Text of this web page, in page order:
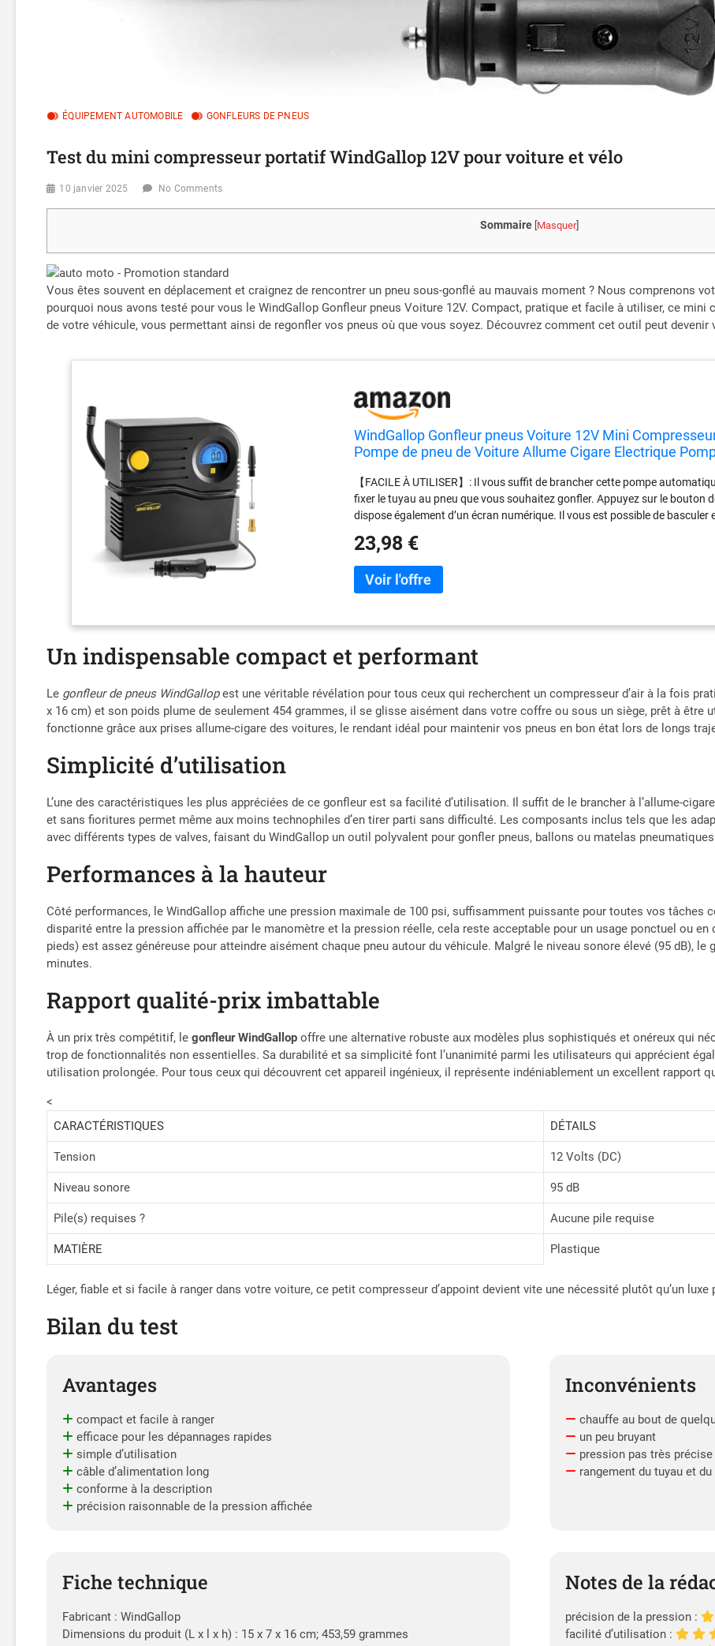
ÉQUIPEMENT AUTOMOBILE GONFLEURS DE PNEUS
Test du mini compresseur portatif WindGallop 12V pour voiture et vélo
10 janvier 2025 No Comments
Sommaire [Masquer]
Vous êtes souvent en déplacement et craignez de rencontrer un pneu sous-gonflé au mauvais moment ? Nous comprenons
pourquoi nous avons testé pour vous le WindGallop Gonfleur pneus Voiture 12V. Compact, pratique et facile à utiliser, ce mini
de votre véhicule, vous permettant ainsi de regonfler vos pneus où que vous soyez. Découvrez comment cet outil peut
WindGallop Gonfleur pneus Voiture 12V Mini
Pompe de pneu de Voiture Allume Cigare Electrique
【FACILE À UTILISER】: Il vous suffit de brancher cette pompe
fixer le tuyau au pneu que vous souhaitez gonfler. Appuyez sur le bouton
dispose également d’un écran numérique. Il vous est possible de
plus puissante, moins bruyante et plus fiable qu’une pompe classique.
5 min. 【TRÈS UTILE】: La pompe à air est livrée avec 3 embouts
mais aussi de vélo, de moto, de SUV, vos équipements sportifs tels que les
confortablement. 【SERVICE À LA CLIENTÈLE】: WindGallop vous
un remboursement complet dans le cadre de votre utilisation normale. Si
gonflage de pneus de voiture, n'hésitez pas à nous contacter.
23,98 €
Un indispensable compact et performant
Le gonfleur de pneus WindGallopest une véritable révélation pour tous ceux qui recherchent un compresseur d’air à la fois
x 16 cm) et son poids plume de seulement 454 grammes, il se glisse aisément dans votre coffre ou sous un siège, prêt à être
fonctionne grâce aux prises allume-cigare des voitures, le rendant idéal pour maintenir vos pneus en bon état lors de longs
Simplicité d’utilisation
L’une des caractéristiques les plus appréciées de ce gonfleur est sa facilité d’utilisation. Il suffit de le brancher à l’allume-
et sans fioritures permet même aux moins technophiles d’en tirer parti sans difficulté. Les composants inclus tels que les
avec différents types de valves, faisant du WindGallop un outil polyvalent pour gonfler pneus, ballons ou matelas
Performances à la hauteur
Côté performances, le WindGallop affiche une pression maximale de 100 psi, suffisamment puissante pour toutes vos tâches
disparité entre la pression affichée par le manomètre et la pression réelle, cela reste acceptable pour un usage ponctuel ou en
pieds) est assez généreuse pour atteindre aisément chaque pneu autour du véhicule. Malgré le niveau sonore élevé (95 dB),
minutes.
Rapport qualité-prix imbattable
À un prix très compétitif, legonfleur WindGallop offre une alternative robuste aux modèles plus sophistiqués et onéreux qui
trop de fonctionnalités non essentielles. Sa durabilité et sa simplicité font l’unanimité parmi les utilisateurs qui apprécient
utilisation prolongée. Pour tous ceux qui découvrent cet appareil ingénieux, il représente indéniablement un excellent rapport
<
CARACTÉRISTIQUES
DÉTAILS
Tension 12 Volts (DC)
Niveau sonore 95 dB
Pile(s) requises ? Aucune pile requise
MATIÈRE Plastique
Léger, fiable et si facile à ranger dans votre voiture, ce petit compresseur d’appoint devient vite une nécessité plutôt qu’un
Bilan du test
Avantages
compact et facile à ranger
efficace pour les dépannages rapides
simple d’utilisation
câble d’alimentation long
conforme à la description
précision raisonnable de la pression affichée
Inconvénients
chauffe au bout de
un peu bruyant
pression pas très
rangement du tuyau et
Fiche technique
Fabricant : WindGallop
Dimensions du produit (L x l x h) : 15 x 7 x 16 cm; 453,59 grammes
Notes de la
précision de la pression :
facilité d’utilisation :